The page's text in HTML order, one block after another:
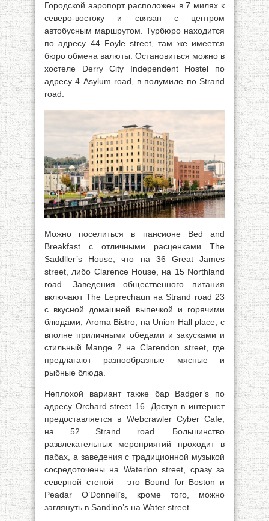
Городской аэропорт расположен в 7 милях к
северо-востоку и связан с центром
автобусным маршрутом. Турбюро находится
по адресу 44 Foyle street, там же имеется
бюро обмена валюты. Остановиться можно в
хостеле Derry City Independent Hostel по
адресу 4 Asylum road, в полумиле по Strand
road.
Можно поселиться в пансионе Bed and
Breakfast с отличными расценками The
Saddller’s House, что на 36 Great James
street, либо Clarence House, на 15 Northland
road. Заведения общественного питания
включают The Leprechaun на Strand road 23
с вкусной домашней выпечкой и горячими
блюдами, Aroma Bistro, на Union Hall place, с
вполне приличными обедами и закусками и
стильный Mange 2 на Clarendon street, где
предлагают разнообразные мясные и
рыбные блюда.
Неплохой вариант также бар Badger’s по
адресу Orchard street 16. Доступ в интернет
предоставляется в Webcrawler Cyber Cafe,
на 52 Strand road. Большинство
развлекательных мероприятий проходит в
пабах, а заведения с традиционной музыкой
сосредоточены на Waterloo street, сразу за
северной стеной – это Bound for Boston и
Peadar O’Donnell’s, кроме того, можно
заглянуть в Sandino’s на Water street.